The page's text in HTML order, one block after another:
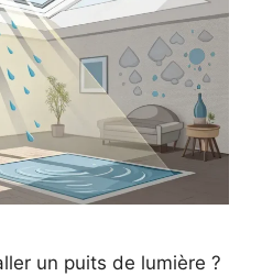
un puits de lumière ?